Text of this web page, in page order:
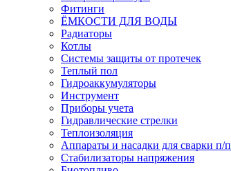
Фитинги
ЁМКОСТИ ДЛЯ ВОДЫ
Радиаторы
Котлы
Системы защиты от протечек
Теплый пол
Гидроаккумуляторы
Инструмент
Приборы учета
Гидравлические стрелки
Теплоизоляция
Аппараты и насадки для сварки п/п
Стабилизаторы напряжения